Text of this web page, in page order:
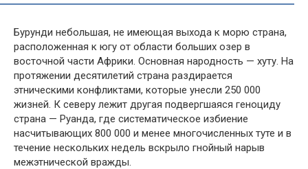
Бурунди небольшая, не имеющая выхода к морю страна,
расположенная к югу от области больших озер в
восточной части Африки. Основная народность — хуту. На
протяжении десятилетий страна раздирается
этническими конфликтами, которые унесли 250 000
жизней. К северу лежит другая подвергшаяся геноциду
страна — Руанда, где систематическое избиение
насчитывающих 800 000 и менее многочисленных туте и в
течение нескольких недель вскрыло гнойный нарыв
межэтнической вражды.